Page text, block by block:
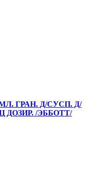
ГРАН. Д/СУСП. Д/
/ЭББОТТ/